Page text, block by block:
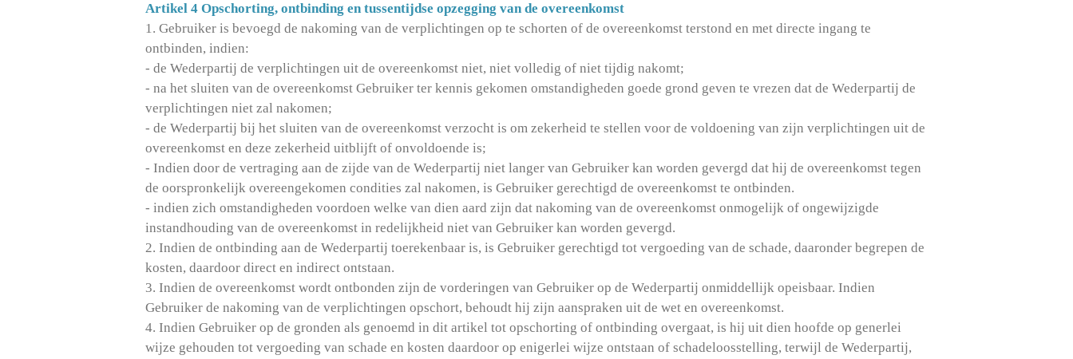
Artikel 4 Opschorting, ontbinding en tussentijdse opzegging van de overeenkomst
1. Gebruiker is bevoegd de nakoming van de verplichtingen op te schorten of de overeenkomst terstond en met directe ingang te
ontbinden, indien:
- de Wederpartij de verplichtingen uit de overeenkomst niet, niet volledig of niet tijdig nakomt;
- na het sluiten van de overeenkomst Gebruiker ter kennis gekomen omstandigheden goede grond geven te vrezen dat de Wederpartij de
verplichtingen niet zal nakomen;
- de Wederpartij bij het sluiten van de overeenkomst verzocht is om zekerheid te stellen voor de voldoening van zijn verplichtingen uit de
overeenkomst en deze zekerheid uitblijft of onvoldoende is;
- Indien door de vertraging aan de zijde van de Wederpartij niet langer van Gebruiker kan worden gevergd dat hij de overeenkomst tegen
de oorspronkelijk overeengekomen condities zal nakomen, is Gebruiker gerechtigd de overeenkomst te ontbinden.
- indien zich omstandigheden voordoen welke van dien aard zijn dat nakoming van de overeenkomst onmogelijk of ongewijzigde
instandhouding van de overeenkomst in redelijkheid niet van Gebruiker kan worden gevergd.
2. Indien de ontbinding aan de Wederpartij toerekenbaar is, is Gebruiker gerechtigd tot vergoeding van de schade, daaronder begrepen de
kosten, daardoor direct en indirect ontstaan.
3. Indien de overeenkomst wordt ontbonden zijn de vorderingen van Gebruiker op de Wederpartij onmiddellijk opeisbaar. Indien
Gebruiker de nakoming van de verplichtingen opschort, behoudt hij zijn aanspraken uit de wet en overeenkomst.
4. Indien Gebruiker op de gronden als genoemd in dit artikel tot opschorting of ontbinding overgaat, is hij uit dien hoofde op generlei
wijze gehouden tot vergoeding van schade en kosten daardoor op enigerlei wijze ontstaan of schadeloosstelling, terwijl de Wederpartij,